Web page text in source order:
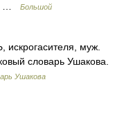
…
Большой
муж.
словарь Ушакова.
Ушакова